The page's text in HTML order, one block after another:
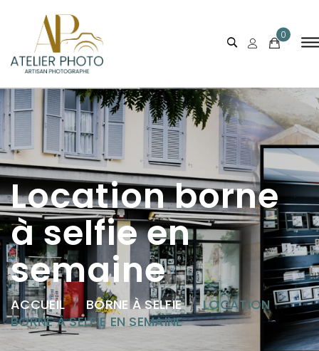
0
Location borne
à selfieen
semaine
ACCUEIL / BORNE À SELFIE / LOCATION
BORNE À SELFIE EN SEMAINE